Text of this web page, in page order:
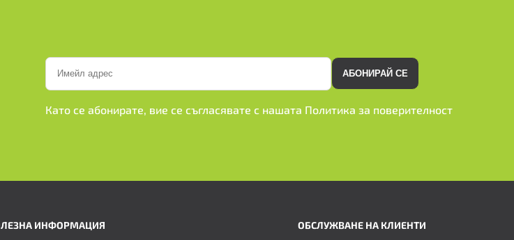
АБОНИРАЙ СЕ
Като се абонирате, вие се съгласявате с нашата Политика за поверителност
ИНФОРМАЦИЯ ОБСЛУЖВАНЕ НА КЛИЕНТИ